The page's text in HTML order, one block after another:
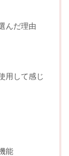
んだ理由
用して感じ
能